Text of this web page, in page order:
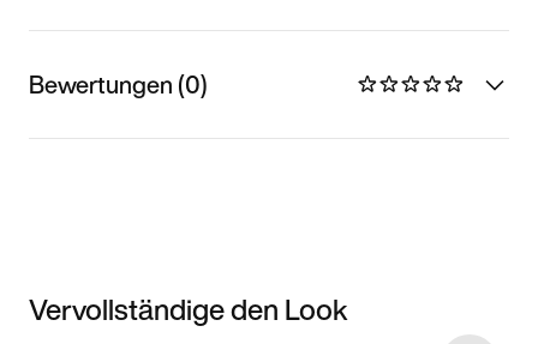
Bewertungen (0)
Vervollständige den Look